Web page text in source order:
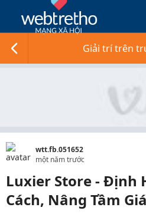
Giải trí trên
wtt.fb.051652
một năm trước
Luxier Store - Định
Cách, Nâng Tầm